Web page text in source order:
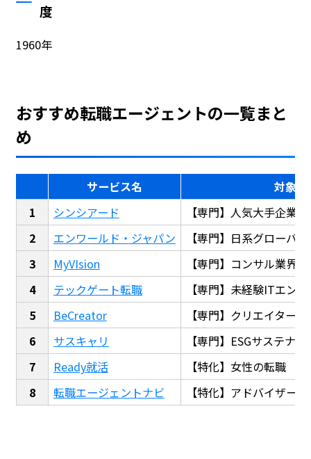
度
1960年
おすすめ転職エージェントの一覧まと
め
サービス名
対象
シンシアード
【専門】人気大手企業
エンワールド・ジャパン
【専門】日系グローバ
MyVIsion
【専門】コンサル業界
テックゲート転職
【専門】未経験ITエン
BeCreator
【専門】クリエイター
サスキャリ
【専門】ESGサステナ
Ready就活
【特化】女性の転職
転職エージェントナビ
【特化】アドバイザー